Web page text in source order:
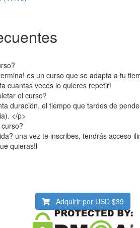
es un curso que se adapta a tu
cuantas veces lo quieres repetir!
el curso?
duración, el tiempo que tardes de
</p>
una vez te inscribes, tendrás acceso
quieras!l
Adquirir por USD $39